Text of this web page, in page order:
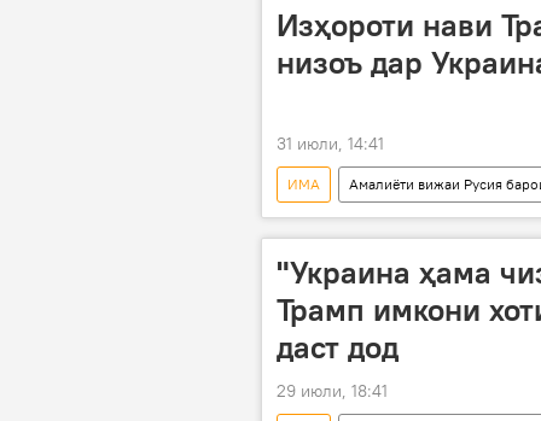
Изҳороти нави
низоъ дар
31 июли, 14:41
ИМА Амалиёти вижаи Русия
Доналд Трамп
амалиёти
"Украина ҳама
Трамп имкони
даст дод
29 июли, 18:41